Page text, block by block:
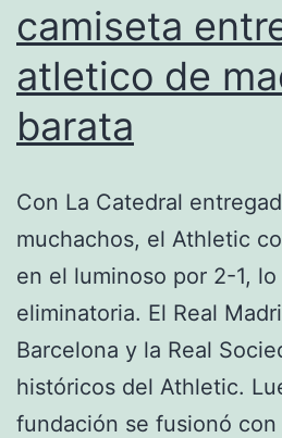
camiseta
atletico de
barata
Con La Catedral
muchachos, el Athletic
en el luminoso por 2-1,
eliminatoria. El Real
Barcelona y la Real
históricos del Athletic.
fundación se fusionó con